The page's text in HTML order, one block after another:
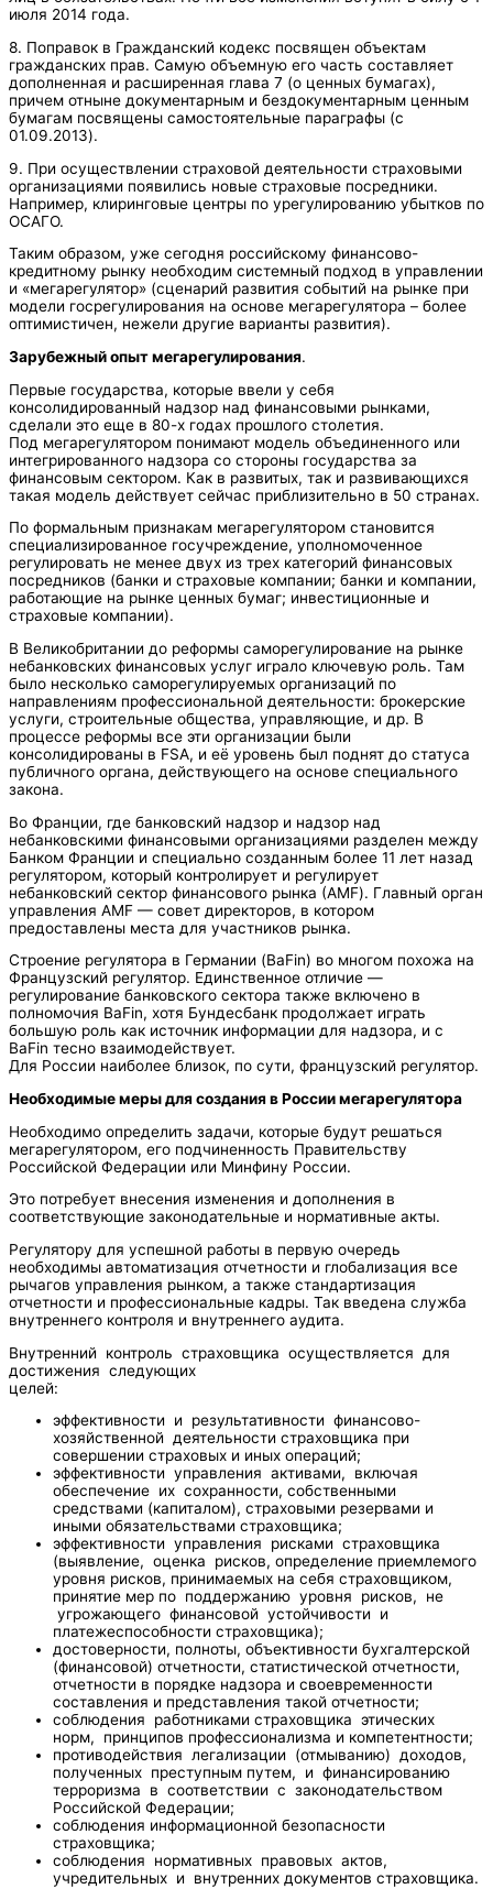
июля 2014 года.
8. Поправок в Гражданский кодекс посвящен объектам
гражданских прав. Самую объемную его часть составляет
дополненная и расширенная глава 7 (о ценных бумагах),
причем отныне документарным и бездокументарным ценным
бумагам посвящены самостоятельные параграфы (c
01.09.2013).
9. При осуществлении страховой деятельности страховыми
организациями появились новые страховые посредники.
Например, клиринговые центры по урегулированию убытков по
ОСАГО.
Таким образом, уже сегодня российскому финансово-
кредитному рынку необходим системный подход в управлении
и «мегарегулятор» (сценарий развития событий на рынке при
модели госрегулирования на основе мегарегулятора – более
оптимистичен, нежели другие варианты развития).
Зарубежный опыт мегарегулирования.
Первые государства, которые ввели у себя
консолидированный надзор над финансовыми рынками,
сделали это еще в 80-х годах прошлого столетия.
Под мегарегулятором понимают модель объединенного или
интегрированного надзора со стороны государства за
финансовым сектором. Как в развитых, так и развивающихся
такая модель действует сейчас приблизительно в 50 странах.
По формальным признакам мегарегулятором становится
специализированное госучреждение, уполномоченное
регулировать не менее двух из трех категорий финансовых
посредников (банки и страховые компании; банки и компании,
работающие на рынке ценных бумаг; инвестиционные и
страховые компании).
В Великобритании до реформы саморегулирование на рынке
небанковских финансовых услуг играло ключевую роль. Там
было несколько саморегулируемых организаций по
направлениям профессиональной деятельности: брокерские
услуги, строительные общества, управляющие, и др. В
процессе реформы все эти организации были
консолидированы в FSA, и её уровень был поднят до статуса
публичного органа, действующего на основе специального
закона.
Во Франции, где банковский надзор и надзор над
небанковскими финансовыми организациями разделен между
Банком Франции и специально созданным более 11 лет назад
регулятором, который контролирует и регулирует
небанковский сектор финансового рынка (АМF). Главный орган
управления AMF — совет директоров, в котором
предоставлены места для участников рынка.
Строение регулятора в Германии (BаFin) во многом похожа на
Французский регулятор. Единственное отличие —
регулирование банковского сектора также включено в
полномочия BаFin, хотя Бундесбанк продолжает играть
большую роль как источник информации для надзора, и с
BаFin тесно взаимодействует.
Для России наиболее близок, по сути, французский регулятор.
Необходимые меры для создания в России мегарегулятора
Необходимо определить задачи, которые будут решаться
мегарегулятором, его подчиненность Правительству
Российской Федерации или Минфину России.
Это потребует внесения изменения и дополнения в
соответствующие законодательные и нормативные акты.
Регулятору для успешной работы в первую очередь
необходимы автоматизация отчетности и глобализация все
рычагов управления рынком, а также стандартизация
отчетности и профессиональные кадры. Так введена служба
внутреннего контроля и внутреннего аудита.
Внутренний контроль страховщика осуществляется для
достижения следующих
целей:
эффективности и результативности финансово-
хозяйственной деятельности страховщика при
совершении страховых и иных операций;
эффективности управления активами, включая
обеспечение их сохранности, собственными
средствами (капиталом), страховыми резервами и
иными обязательствами страховщика;
эффективности управления рисками страховщика
(выявление, оценка рисков, определение приемлемого
уровня рисков, принимаемых на себя страховщиком,
принятие мер по поддержанию уровня рисков, не
угрожающего финансовой устойчивости и
платежеспособности страховщика);
достоверности, полноты, объективности бухгалтерской
(финансовой) отчетности, статистической отчетности,
отчетности в порядке надзора и своевременности
составления и представления такой отчетности;
соблюдения работниками страховщика этических
норм, принципов профессионализма и компетентности;
противодействия легализации (отмыванию) доходов,
полученных преступным путем, и финансированию
терроризма в соответствии с законодательством
Российской Федерации;
соблюдения информационной безопасности
страховщика;
соблюдения нормативных правовых актов,
учредительных и внутренних документов страховщика.